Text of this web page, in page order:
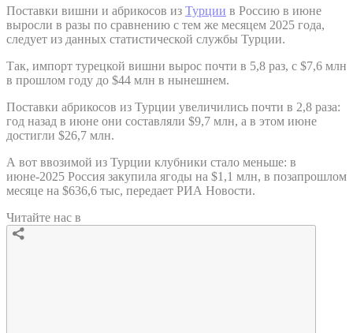
Поставки вишни и абрикосов из Турции в Россию в июне
выросли в разы по сравнению с тем же месяцем 2025 года,
следует из данных статистической службы Турции.
Так, импорт турецкой вишни вырос почти в 5,8 раз, с $7,6 млн
в прошлом году до $44 млн в нынешнем.
Поставки абрикосов из Турции увеличились почти в 2,8 раза:
год назад в июне они составляли $9,7 млн, а в этом июне
достигли $26,7 млн.
А вот ввозимой из Турции клубники стало меньше: в
июне-2025 Россия закупила ягоды на $1,1 млн, в позапрошлом
месяце на $636,6 тыс, передает РИА Новости.
Читайте нас в